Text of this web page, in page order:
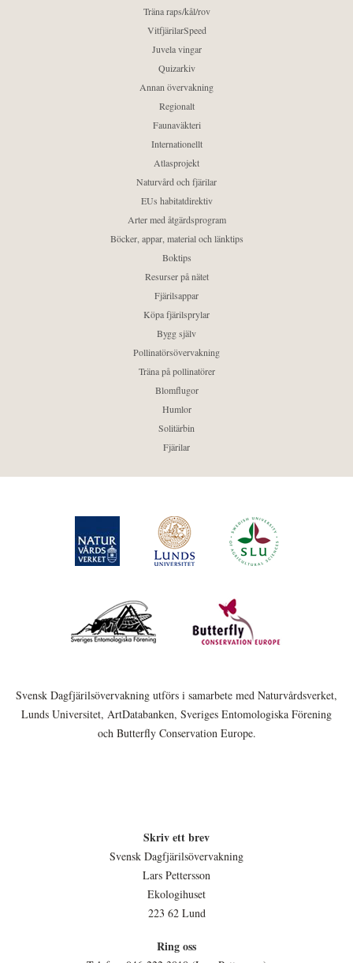
Träna raps/kål/rov
VitfjärilarSpeed
Juvela vingar
Quizarkiv
Annan övervakning
Regionalt
Faunaväkteri
Internationellt
Atlasprojekt
Naturvård och fjärilar
EUs habitatdirektiv
Arter med åtgärdsprogram
Böcker, appar, material och länktips
Boktips
Resurser på nätet
Fjärilsappar
Köpa fjärilsprylar
Bygg själv
Pollinatörsövervakning
Träna på pollinatörer
Blomflugor
Humlor
Solitärbin
Fjärilar
Svensk Dagfjärilsövervakning utförs i samarbete med Naturvårdsverket,
Lunds Universitet, ArtDatabanken, Sveriges Entomologiska Förening
och Butterfly Conservation Europe.
Skriv ett brev
Svensk Dagfjärilsövervakning
Lars Pettersson
Ekologihuset
223 62 Lund
Ring oss